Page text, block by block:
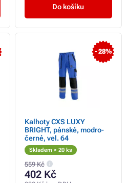
Do košíku
- 28%
Kalhoty CXS LUXY
BRIGHT, pánské, modro-
černé, vel. 64
Skladem > 20 ks
559 Kč
402 Kč